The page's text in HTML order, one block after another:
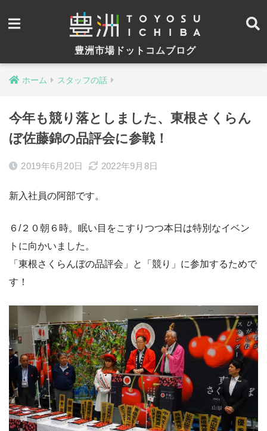
豊洲市場ドットコムブログ
ホーム スタッフの話
今年も競り落としました、東根さくらん
ぼ佐藤錦の品評会に参戦！
2019年6月20日 2022年9月8日
新入社員の阿部です。
６/２０朝６時。眠い目をこすりつつ本日は特別なイベン
トに向かいました。
「東根さくらんぼの品評会」と「競り」に参加するためで
す！